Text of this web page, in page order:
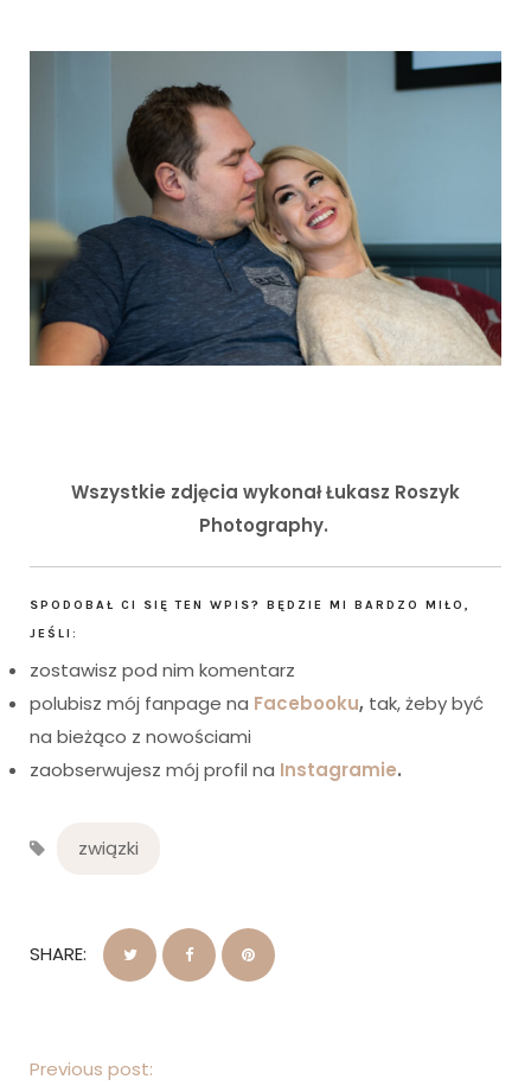
Wszystkie zdjęcia wykonał Łukasz Roszyk
Photography.
SPODOBAŁ CI SIĘ TEN WPIS? BĘDZIE MI BARDZO MIŁO,
JEŚLI:
zostawisz pod nim komentarz
polubisz mój fanpage na Facebooku, tak, żeby być
na bieżąco z nowościami
zaobserwujesz mój profil na Instagramie.
związki
SHARE:
Previous post: